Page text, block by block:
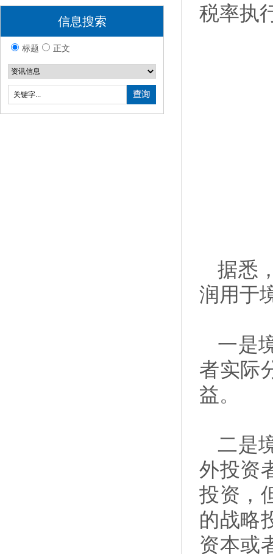
信息搜索
标题 正文
税率执
据悉
润用于
一是
者实际
益。
二是
外投资
投资，
的战略
资本或